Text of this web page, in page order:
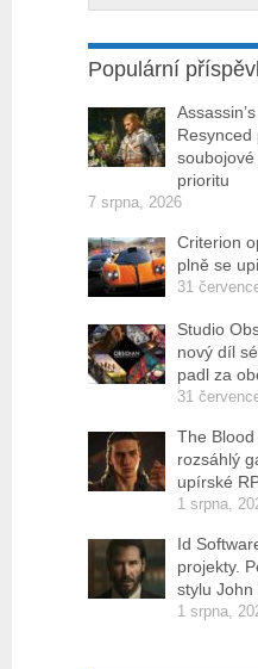
Populární
Resynced
prioritu
7 srpna, 2026
Criterion
plně se
31
Studio
nový díl
padl za
31
The
rozsáhlý
upírské
1 srpna,
Id
projekty.
stylu John
1 srpna,